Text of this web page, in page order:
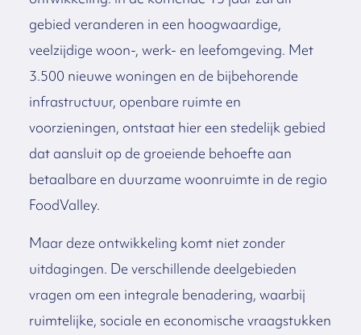
gebied veranderen in een hoogwaardige,
veelzijdige woon-, werk- en leefomgeving. Met
3.500 nieuwe woningen en de bijbehorende
infrastructuur, openbare ruimte en
voorzieningen, ontstaat hier een stedelijk gebied
dat aansluit op de groeiende behoefte aan
betaalbare en duurzame woonruimte in de regio
FoodValley.
Maar deze ontwikkeling komt niet zonder
uitdagingen. De verschillende deelgebieden
vragen om een integrale benadering, waarbij
ruimtelijke, sociale en economische vraagstukken